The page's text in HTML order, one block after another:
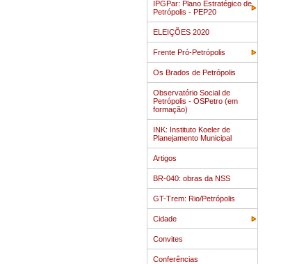
IPGPar: Plano Estratégico de
Petrópolis - PEP20
ELEIÇÕES 2020
Frente Pró-Petrópolis
Os Brados de Petrópolis
Observatório Social de
Petrópolis - OSPetro (em
formação)
INK: Instituto Koeler de
Planejamento Municipal
Artigos
BR-040: obras da NSS
GT-Trem: Rio/Petrópolis
Cidade
Convites
Conferências